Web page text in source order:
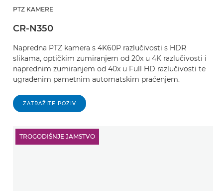
PTZ KAMERE
CR-N350
Napredna PTZ kamera s 4K60P razlučivosti s HDR
slikama, optičkim zumiranjem od 20x u 4K razlučivosti i
naprednim zumiranjem od 40x u Full HD razlučivosti te
ugrađenim pametnim automatskim praćenjem.
ZATRAŽITE POZIV
TROGODIŠNJE JAMSTVO